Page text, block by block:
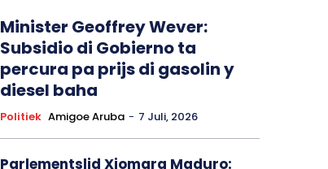
Minister Geoffrey Wever:
Subsidio di Gobierno ta
percura pa prijs di gasolin y
diesel baha
Politiek Amigoe Aruba - 7 Juli, 2026
Parlementslid Xiomara Maduro: